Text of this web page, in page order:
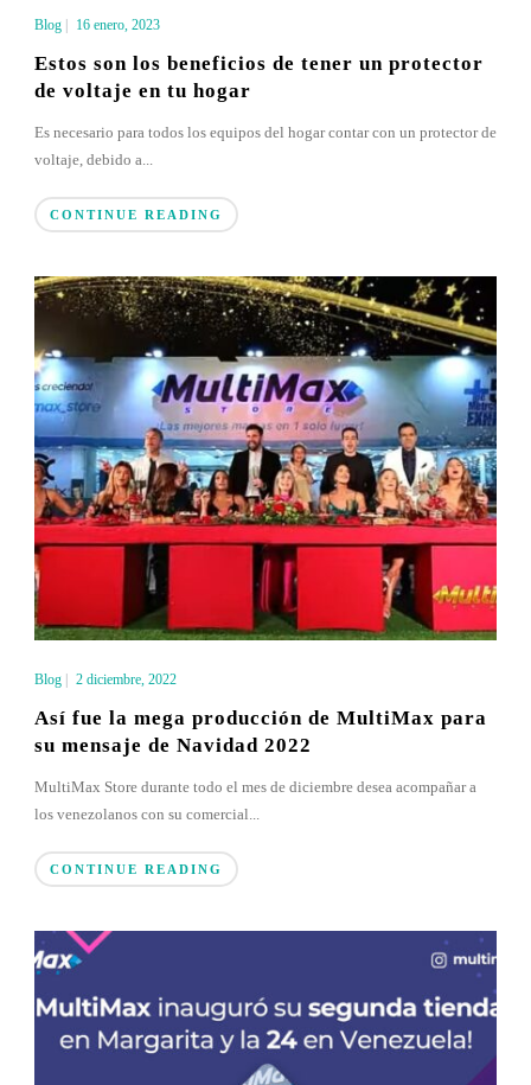
Blog| 16 enero, 2023
Estos son los beneficios de tener un protector
de voltaje en tu hogar
Es necesario para todos los equipos del hogar contar con un protector de
voltaje, debido a...
CONTINUE READING
Blog| 2 diciembre, 2022
Así fue la mega producción de MultiMax para
su mensaje de Navidad 2022
MultiMax Store durante todo el mes de diciembre desea acompañar a
los venezolanos con su comercial...
CONTINUE READING